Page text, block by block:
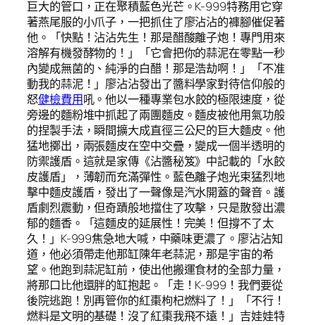
巨大的管口，正在聚積藍色光芒。K-999特務用它穿
著燕尾服的小爪子，一把抓住了廖沾沾的褲腳催促著
他。「快點！沾沾先生！那是醋酸離子炮！專門用來
溶解有機發酵物的！」「它會把你的蒜泥在零點一秒
內變成無菌的、純淨的白醋！那是浩劫啊！」「不准
動我的蒜泥！」廖沾沾發出了醬料學家對待信仰般的
怒健檢費用吼。他以一種專業包水餃的極限速度，從
旁邊的麵粉堆中抓起了兩團麵皮。麵皮被他用氣功般
的捏製手法，瞬間擴大成直徑三公尺的巨大麵皮。他
猛地擲出，兩張麵皮在空中交疊，變成一個半透明的
防禦護盾。這就是家傳《沾醬秘笈》中記載的「水餃
皮護盾」，薄韌而充滿彈性。藍色離子炮光束猛烈地
擊中麵皮護盾，發出了一聲像是汽水開蓋的聲音。護
盾劇烈震動，但奇蹟般地擋住了攻擊，只是散發出濃
郁的麵香。「這麵皮的延展性！完美！但撐不了太
久！」K-999焦急地大喊，中藥味更濃了。廖沾沾知
道，他必須帶走他那缸陳年老蒜泥，那是宇宙的希
望。他跑到蒜泥缸前，使出他搬運食材的全部力量，
將那口比他還胖的缸抱起。「走！K-999！我們要從
後院逃跑！別再管你的紅棗枸杞燃料了！」「不行！
燃料是文明的基礎！沒了紅棗我飛不遠！」吉娃娃特